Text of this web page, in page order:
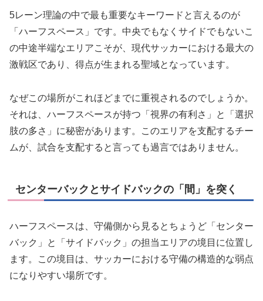
5レーン理論の中で最も重要なキーワードと言えるのが
「ハーフスペース」です。中央でもなくサイドでもないこ
の中途半端なエリアこそが、現代サッカーにおける最大の
激戦区であり、得点が生まれる聖域となっています。
なぜこの場所がこれほどまでに重視されるのでしょうか。
それは、ハーフスペースが持つ「視界の有利さ」と「選択
肢の多さ」に秘密があります。このエリアを支配するチー
ムが、試合を支配すると言っても過言ではありません。
センターバックとサイドバックの「間」を突く
ハーフスペースは、守備側から見るとちょうど「センター
バック」と「サイドバック」の担当エリアの境目に位置し
ます。この境目は、サッカーにおける守備の構造的な弱点
になりやすい場所です。